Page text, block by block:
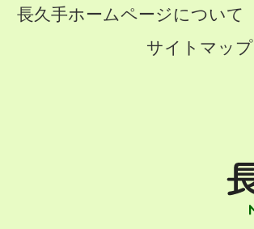
長久手ホームページについて
サイトマップ
手
市